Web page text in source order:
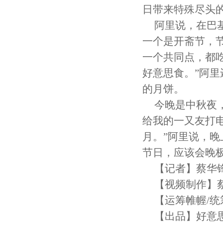
日带来特殊尽头
阿里说，在巴
一个是开斋节，
一个共同点，都
好意思食。”阿
的月饼。
今晚是中秋夜
给我的一又友打
月。”阿里说，
节日，应该会晚
【记者】蔡华
【视频制作】
【运筹帷幄/
【出品】好